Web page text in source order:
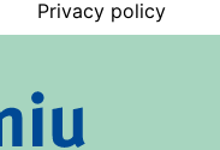
Privacy policy